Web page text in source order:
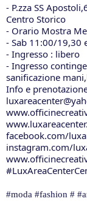
- P.zza SS
Centro Storico
- Orario Mostra
- Sab 11:00/19,30
- Ingresso : libero
- Ingresso
sanificazione
Info e
facebook.com/
instagram.com/
#moda #fashion #